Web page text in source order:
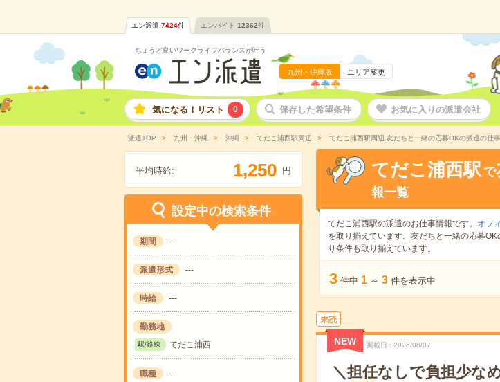
エン派遣 7424件 エンバイト 12362件
ちょうど良いワークライフバランスが叶う
九州・沖縄版 エリア変更
気になる！リスト 0 保存した希望条件 お気に入りの派遣会社
派遣TOP 九州・沖縄 沖縄 てだこ浦西駅周辺 てだこ浦西駅周辺 友だちと一緒の応募OKの派遣の仕
平均時給: 1,250 円
設定中の検索条件
期間 ---
派遣形式 ---
時給 ---
勤務地
駅/路線 てだこ浦西
職種 ---
てだこ浦西駅 で
報一覧
てだこ浦西駅の派遣のお仕事情報です。 オフ
を取り揃えています。友だちと一緒の応募OK
り条件も取り揃えています。
3 件中 1 ～ 3 件を表示中
未読
NEW 掲載日 2026/08/07
＼担任なしで負担少な